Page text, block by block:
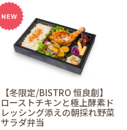
【冬限定/BISTRO 恒良創】
ローストチキンと極上酵素ド
レッシング添えの朝採れ野菜
サラダ弁当